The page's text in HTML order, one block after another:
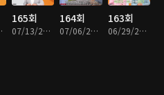
분
165회
07/13/2026 • 45분
164회
07/06/2026 • 45분
163회
06/29/2026 • 45분